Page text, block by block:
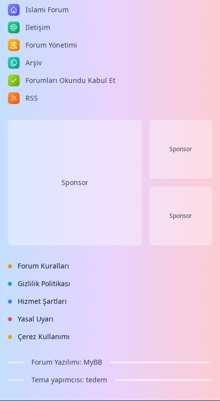
İslami Forum
İletişim
Forum Yönetimi
Arşiv
Forumları Okundu Kabul Et
RSS
Sponsor
Sponsor
Sponsor
Forum Kuralları
Gizlilik Politikası
Hizmet Şartları
Yasal Uyarı
Çerez Kullanımı
Forum Yazılımı: MyBB
Tema yapımcısı: tedem